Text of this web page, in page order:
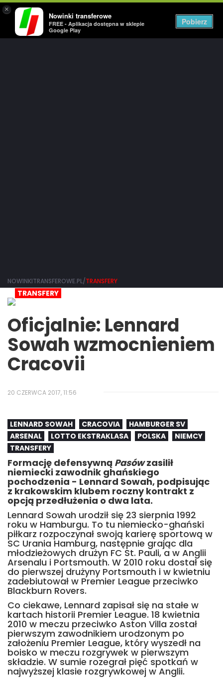
×
Nowinki transferowe
FREE - Aplikacja dostępna w sklepie
Google Play
Pobierz
NOWINKITRANSFEROWE.PL/TRANSFERY
TRANSFERY
Oficjalnie: Lennard
Sowah wzmocnieniem
Cracovii
20 CZERWCA 2017, 11:56
LENNARD SOWAH CRACOVIA
HAMBURGER SV
ARSENAL
LOTTO EKSTRAKLASA POLSKA
NIEMCY
TRANSFERY
Formację defensywną Pasówzasilił
niemiecki zawodnik ghańskiego
pochodzenia - Lennard Sowah, podpisując
z krakowskim klubem roczny kontrakt z
opcją przedłużenia o dwa lata.
Lennard Sowah urodził się 23 sierpnia 1992
roku w Hamburgu. To tu niemiecko-ghański
piłkarz rozpoczynał swoją karierę sportową w
SC Urania Hamburg, następnie grając dla
młodzieżowych drużyn FC St. Pauli, a w Anglii
Arsenalu i Portsmouth. W 2010 roku dostał się
do pierwszej drużyny Portsmouth i w kwietniu
zadebiutował w Premier League przeciwko
Blackburn Rovers.
Co ciekawe, Lennard zapisał się na stałe w
kartach historii Premier League. 18 kwietnia
2010 w meczu przeciwko Aston Villa został
pierwszym zawodnikiem urodzonym po
założeniu Premier League, który wyszedł na
boisko w meczu rozgrywek w pierwszym
składzie. W sumie rozegrał pięć spotkań w
najwyższej klasie rozgrywkowej w Anglii.